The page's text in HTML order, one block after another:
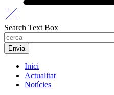
Search Text Box
Inici
Actualitat
Notícies